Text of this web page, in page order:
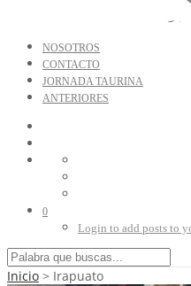
NOSOTROS
CONTACTO
JORNADA TAURINA
ANTERIORES
0
Login to add posts to
Inicio > Irapuato